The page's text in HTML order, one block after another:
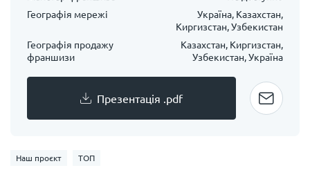
Наш проєкт ТОП
Географія мережі
Україна, Казахстан,
Киргизстан, Узбекистан
Географія продажу
франшизи
Казахстан, Киргизстан,
Узбекистан, Україна
Презентація .pdf